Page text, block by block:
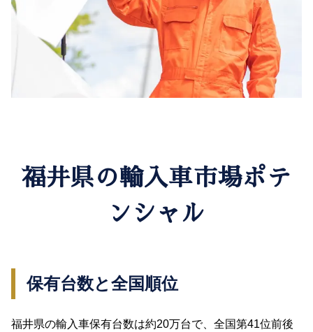
福井県の輸入車市場ポテ
ンシャル
保有台数と全国順位
福井県の輸入車保有台数は約20万台で、全国第41位前後